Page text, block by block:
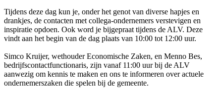
Tijdens deze dag kun je, onder het genot van diverse hapjes en
drankjes, de contacten met collega-ondernemers verstevigen en
inspiratie opdoen. Ook word je bijgepraat tijdens de ALV. Deze
vindt aan het begin van de dag plaats van 10:00 tot 12:00 uur.
Simco Kruijer, wethouder Economische Zaken, en Menno Bes,
bedrijfscontactfunctionaris, zijn vanaf 11:00 uur bij de ALV
aanwezig om kennis te maken en ons te informeren over actuele
ondernemerszaken die spelen bij de gemeente.